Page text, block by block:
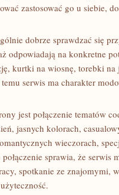
zastosować go u siebie,
dobrze sprawdzać się
odpowiadają na konkretne
kurtki na wiosnę, torebki
serwis ma charakter
jest połączenie tematów
jasnych kolorach,
wieczorach,
sprawia, że serwis
spotkanie ze znajomymi,